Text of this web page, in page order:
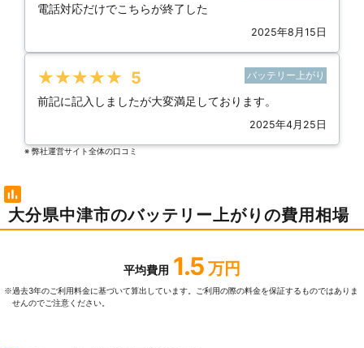
電話対応だけでこちらが終了した
2025年8月15日
★★★★★ 5 バッテリー上がり
前記に記入しましたが大変満足しております。
2025年4月25日
※ 弊社運営サイト全体の⼝コミ
大分県中津市のバッテリー上がりの費用相場
平均費用 1.5 万円
※過去3年のご利⽤料⾦に基づいて算出しています。ご利⽤の際の料⾦を保証するものではありま
せんのでご注意ください。